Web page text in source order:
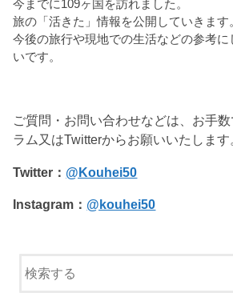
今までに109ヶ国を訪れました。
旅の「活きた」情報を公開していきます
今後の旅行や現地での生活などの参考
いです。
ご質問・お問い合わせなどは、お手
ラム又はTwitterからお願いいたします
Twitter： @Kouhei50
Instagram： @kouhei50